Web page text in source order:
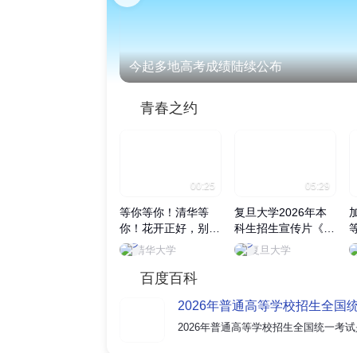
今起多地高考成绩陆续公布
青春之约
00:25
等你等你！清华等
你！花开正好，别辜
负眼前季节，来清华
赴一场青春之约~
清华大学
05:29
复旦大学2026年本
科生招生宣传片《无
用之用》正式发布
复旦大学
百度百科
2026年普通高等学校招生全国